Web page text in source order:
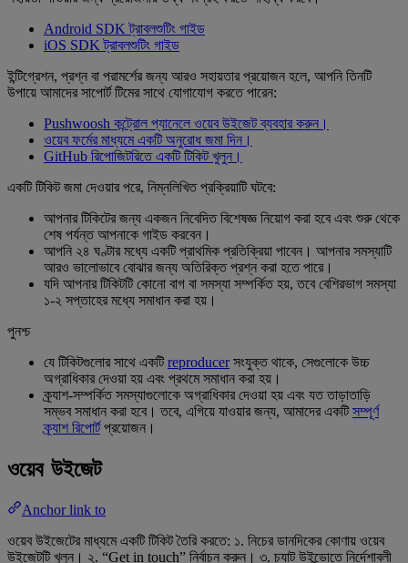
Android SDK ট্রাবলশুটিং গাইড
iOS SDK ট্রাবলশুটিং গাইড
ইন্টিগ্রেশন, প্রশ্ন বা পরামর্শের জন্য আরও সহায়তার প্রয়োজন হলে, আপনি তিনটি
উপায়ে আমাদের সাপোর্ট টিমের সাথে যোগাযোগ করতে পারেন:
Pushwoosh কন্ট্রোল প্যানেলে ওয়েব উইজেট ব্যবহার করুন।
ওয়েব ফর্মের মাধ্যমে একটি অনুরোধ জমা দিন।
GitHub রিপোজিটরিতে একটি টিকিট খুলুন।
একটি টিকিট জমা দেওয়ার পরে, নিম্নলিখিত প্রক্রিয়াটি ঘটবে:
আপনার টিকিটের জন্য একজন নিবেদিত বিশেষজ্ঞ নিয়োগ করা হবে এবং শুরু থেকে
শেষ পর্যন্ত আপনাকে গাইড করবেন।
আপনি ২৪ ঘণ্টার মধ্যে একটি প্রাথমিক প্রতিক্রিয়া পাবেন। আপনার সমস্যাটি
আরও ভালোভাবে বোঝার জন্য অতিরিক্ত প্রশ্ন করা হতে পারে।
যদি আপনার টিকিটটি কোনো বাগ বা সমস্যা সম্পর্কিত হয়, তবে বেশিরভাগ সমস্যা
১-২ সপ্তাহের মধ্যে সমাধান করা হয়।
পুনশ্চ
যে টিকিটগুলোর সাথে একটিreproducerসংযুক্ত থাকে, সেগুলোকে উচ্চ
অগ্রাধিকার দেওয়া হয় এবং প্রথমে সমাধান করা হয়।
ক্র্যাশ-সম্পর্কিত সমস্যাগুলোকে অগ্রাধিকার দেওয়া হয় এবং যত তাড়াতাড়ি
সম্ভব সমাধান করা হবে। তবে, এগিয়ে যাওয়ার জন্য, আমাদের একটিসম্পূর্ণ
ক্র্যাশ রিপোর্টপ্রয়োজন।
ওয়েব উইজেট
Anchor link to
ওয়েব উইজেটের মাধ্যমে একটি টিকিট তৈরি করতে: ১. নিচের ডানদিকের কোণায় ওয়েব
উইজেটটি খুলুন। ২. “Get in touch” নির্বাচন করুন। ৩. চ্যাট উইন্ডোতে নির্দেশাবলী